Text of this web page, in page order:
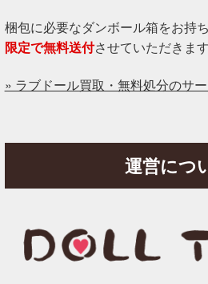
梱包に必要なダンボール箱をお持
限定で無料送付させていただきま
» ラブドール買取・無料処分のサ
運営につ